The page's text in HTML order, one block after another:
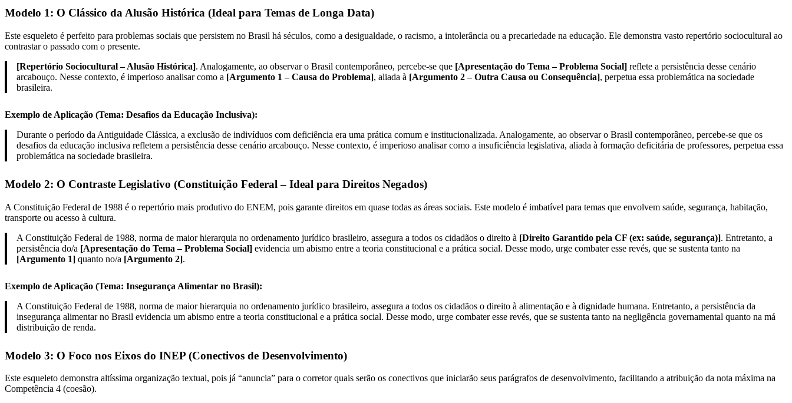
Modelo 1: O Clássico da Alusão Histórica (Ideal para Temas de Longa Data)
Este esqueleto é perfeito para problemas sociais que persistem no Brasil há séculos, como a desigualdade, o racismo, a intolerância ou a precariedade na educação. Ele demonstra vasto repertório sociocultural ao
contrastar o passado com o presente.
[Repertório Sociocultural – Alusão Histórica]. Analogamente, ao observar o Brasil contemporâneo, percebe-se que [Apresentação do Tema – Problema Social] reflete a persistência desse cenário
arcabouço. Nesse contexto, é imperioso analisar como a [Argumento 1 – Causa do Problema], aliada à [Argumento 2 – Outra Causa ou Consequência], perpetua essa problemática na sociedade
brasileira.
Exemplo de Aplicação (Tema: Desafios da Educação Inclusiva):
Durante o período da Antiguidade Clássica, a exclusão de indivíduos com deficiência era uma prática comum e institucionalizada. Analogamente, ao observar o Brasil contemporâneo, percebe-se que os
desafios da educação inclusiva refletem a persistência desse cenário arcabouço. Nesse contexto, é imperioso analisar como a insuficiência legislativa, aliada à formação deficitária de professores, perpetua essa
problemática na sociedade brasileira.
Modelo 2: O Contraste Legislativo (Constituição Federal – Ideal para Direitos Negados)
A Constituição Federal de 1988 é o repertório mais produtivo do ENEM, pois garante direitos em quase todas as áreas sociais. Este modelo é imbatível para temas que envolvem saúde, segurança, habitação,
transporte ou acesso à cultura.
A Constituição Federal de 1988, norma de maior hierarquia no ordenamento jurídico brasileiro, assegura a todos os cidadãos o direito à [Direito Garantido pela CF (ex: saúde, segurança)]. Entretanto, a
persistência do/a [Apresentação do Tema – Problema Social] evidencia um abismo entre a teoria constitucional e a prática social. Desse modo, urge combater esse revés, que se sustenta tanto na
[Argumento 1] quanto no/a [Argumento 2].
Exemplo de Aplicação (Tema: Insegurança Alimentar no Brasil):
A Constituição Federal de 1988, norma de maior hierarquia no ordenamento jurídico brasileiro, assegura a todos os cidadãos o direito à alimentação e à dignidade humana. Entretanto, a persistência da
insegurança alimentar no Brasil evidencia um abismo entre a teoria constitucional e a prática social. Desse modo, urge combater esse revés, que se sustenta tanto na negligência governamental quanto na má
distribuição de renda.
Modelo 3: O Foco nos Eixos do INEP (Conectivos de Desenvolvimento)
Este esqueleto demonstra altíssima organização textual, pois já “anuncia” para o corretor quais serão os conectivos que iniciarão seus parágrafos de desenvolvimento, facilitando a atribuição da nota máxima na
Competência 4 (coesão).